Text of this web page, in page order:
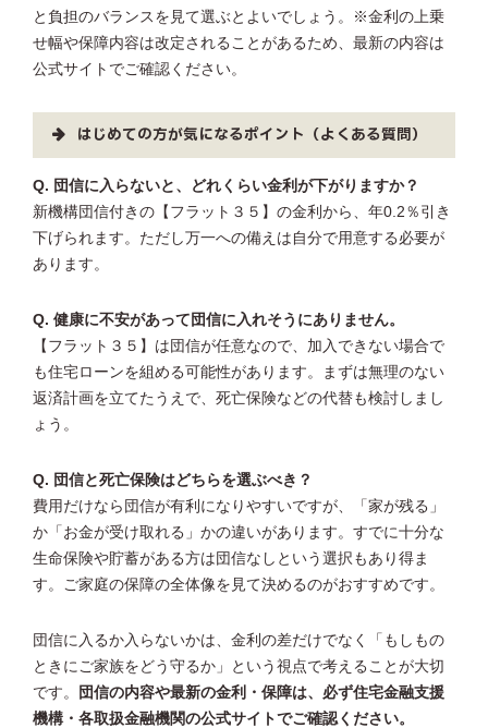
と負担のバランスを見て選ぶとよいでしょう。※金利の上乗
せ幅や保障内容は改定されることがあるため、最新の内容は
公式サイトでご確認ください。
はじめての方が気になるポイント（よくある質問）
Q. 団信に入らないと、どれくらい金利が下がりますか？
新機構団信付きの【フラット３５】の金利から、年0.2％引き
下げられます。ただし万一への備えは自分で用意する必要が
あります。
Q. 健康に不安があって団信に入れそうにありません。
【フラット３５】は団信が任意なので、加入できない場合で
も住宅ローンを組める可能性があります。まずは無理のない
返済計画を立てたうえで、死亡保険などの代替も検討しまし
ょう。
Q. 団信と死亡保険はどちらを選ぶべき？
費用だけなら団信が有利になりやすいですが、「家が残る」
か「お金が受け取れる」かの違いがあります。すでに十分な
生命保険や貯蓄がある方は団信なしという選択もあり得ま
す。ご家庭の保障の全体像を見て決めるのがおすすめです。
団信に入るか入らないかは、金利の差だけでなく「もしもの
ときにご家族をどう守るか」という視点で考えることが大切
です。
団信の内容や最新の金利・保障は、必ず住宅金融支援
機構・各取扱金融機関の公式サイトでご確認ください。